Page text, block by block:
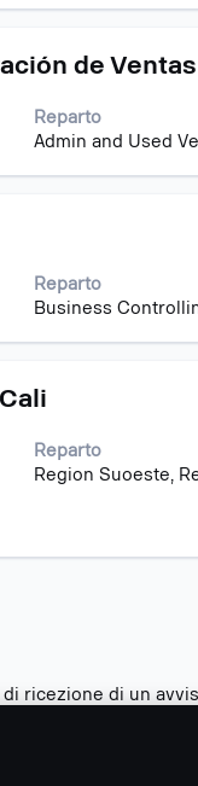
de
Reparto
Admin and Used
Reparto
Business
Reparto
Region Suoeste,
ricezione di un